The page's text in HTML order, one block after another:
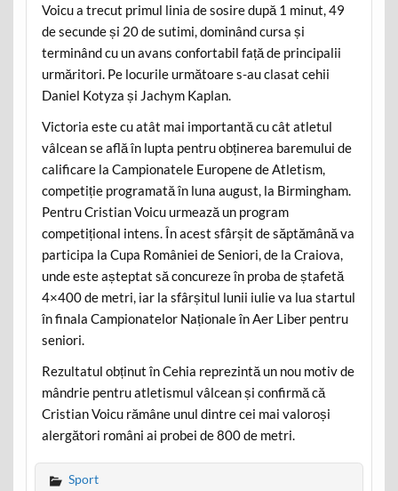
Voicu a trecut primul linia de sosire după 1 minut, 49
de secunde și 20 de sutimi, dominând cursa și
terminând cu un avans confortabil față de principalii
urmăritori. Pe locurile următoare s-au clasat cehii
Daniel Kotyza și Jachym Kaplan.
Victoria este cu atât mai importantă cu cât atletul
vâlcean se află în lupta pentru obținerea baremului de
calificare la Campionatele Europene de Atletism,
competiție programată în luna august, la Birmingham.
Pentru Cristian Voicu urmează un program
competițional intens. În acest sfârșit de săptămână va
participa la Cupa României de Seniori, de la Craiova,
unde este așteptat să concureze în proba de ștafetă
4×400 de metri, iar la sfârșitul lunii iulie va lua startul
în finala Campionatelor Naționale în Aer Liber pentru
seniori.
Rezultatul obținut în Cehia reprezintă un nou motiv de
mândrie pentru atletismul vâlcean și confirmă că
Cristian Voicu rămâne unul dintre cei mai valoroși
alergători români ai probei de 800 de metri.
Sport